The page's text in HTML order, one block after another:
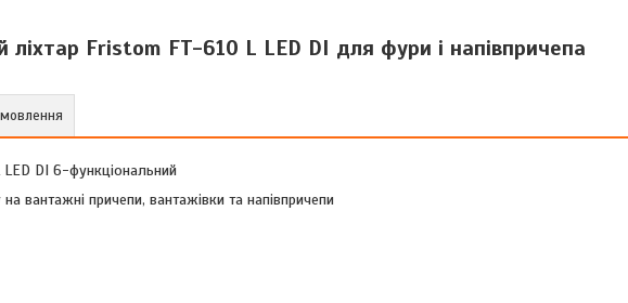
ліхтар Fristom FT-610 L LED DI для фури і напівпричепа
LED DI 6-функціональний
вантажні причепи, вантажівки та напівпричепи